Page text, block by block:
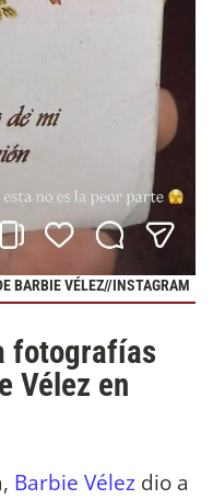
BARBIE VÉLEZ//INSTAGRAM
fotografías
Vélez en
Barbie Vélez dio a